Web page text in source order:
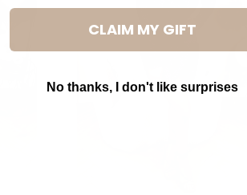
CLAIM MY GIFT
No thanks, I don't like surprises